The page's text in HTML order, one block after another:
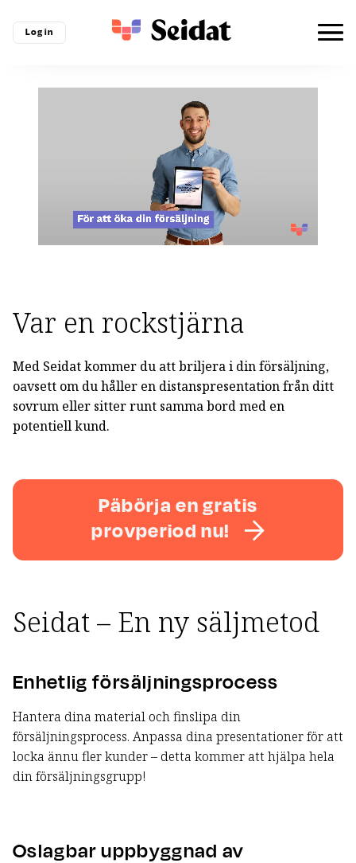
Log in
Var en rockstjärna
Med Seidat kommer du att briljera i din försäljning,
oavsett om du håller en distanspresentation från ditt
sovrum eller sitter runt samma bord med en
potentiell kund.
Päbörja en gratis
provperiod nu!
Seidat – En ny säljmetod
Enhetlig försäljningsprocess
Hantera dina material och finslipa din
försäljningsprocess. Anpassa dina presentationer för att
locka ännu fler kunder – detta kommer att hjälpa hela
din försäljningsgrupp!
Oslagbar uppbyggnad av